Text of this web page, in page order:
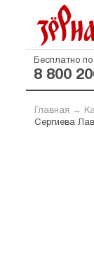
Бесплатно
8 800
Главная →
Сергиева